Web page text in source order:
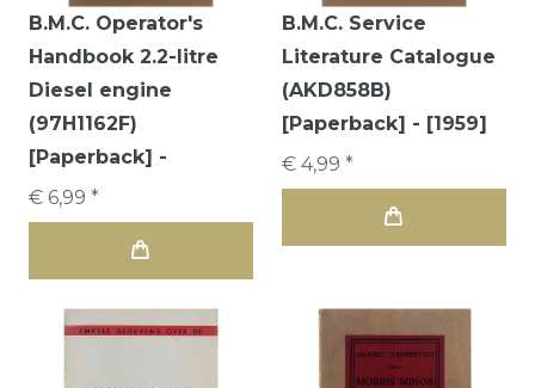
B.M.C. Operator's
Handbook 2.2-litre
Diesel engine
(97H1162F)
[Paperback] -
€ 6,99 *
B.M.C. Service
Literature Catalogue
(AKD858B)
[Paperback] - [1959]
€ 4,99 *